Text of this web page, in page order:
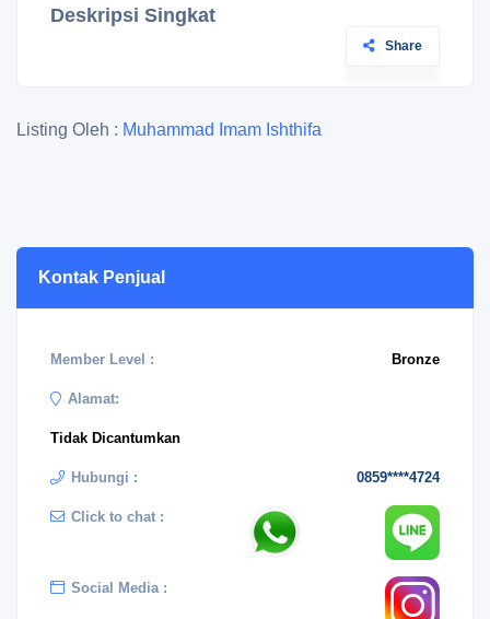
Deskripsi Singkat
Share
Listing Oleh : Muhammad Imam Ishthifa
Kontak Penjual
Member Level : Bronze
Alamat:
Tidak Dicantumkan
Hubungi : 0859****4724
Click to chat :
Social Media :